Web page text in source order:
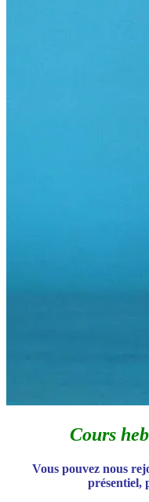
Cours
Vous pouvez nous
présentiel,